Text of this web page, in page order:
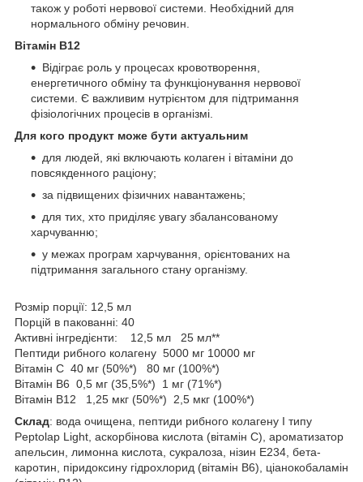
також у роботі нервової системи. Необхідний для
нормального обміну речовин.
Вітамін B12
Відіграє роль у процесах кровотворення,
енергетичного обміну та функціонування нервової
системи. Є важливим нутрієнтом для підтримання
фізіологічних процесів в організмі.
Для кого продукт може бути актуальним
для людей, які включають колаген і вітаміни до
повсякденного раціону;
за підвищених фізичних навантажень;
для тих, хто приділяє увагу збалансованому
харчуванню;
у межах програм харчування, орієнтованих на
підтримання загального стану організму.
Розмір порції: 12,5 мл
Порцій в пакованні: 40
Активні інгредієнти: 12,5 мл 25 мл**
Пептиди рибного колагену 5000 мг 10000 мг
Вітамін С 40 мг (50%*) 80 мг (100%*)
Вітамін В6 0,5 мг (35,5%*) 1 мг (71%*)
Вітамін В12 1,25 мкг (50%*) 2,5 мкг (100%*)
Склад: вода очищена, пептиди рибного колагену І типу
Peptolap Light, аскорбінова кислота (вітамін С), ароматизатор
апельсин, лимонна кислота, сукралоза, нізин Е234, бета-
каротин, піридоксину гідрохлорид (вітамін В6), ціанокобаламін